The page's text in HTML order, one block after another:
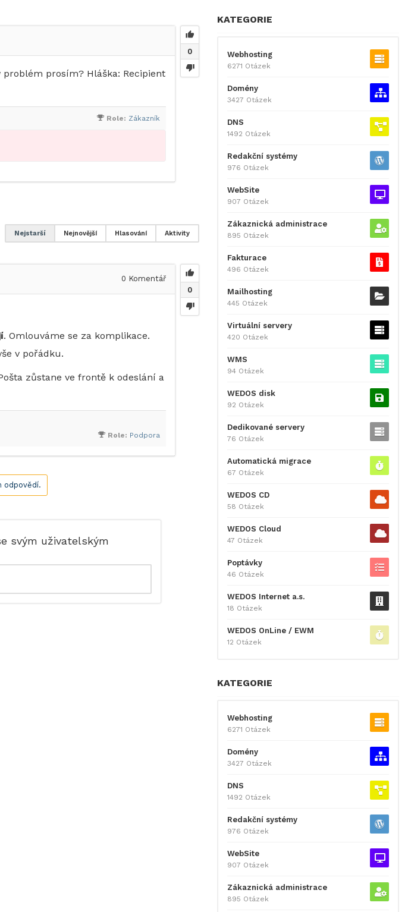
0
prosím? Hláška: Recipient
Role: Zákazník
Aktivity
Hlasování
Nejnovější
Nejstarší
0
0 Komentář
. Omlouváme se za komplikace.
v pořádku.
zůstane ve frontě k odeslání a
Role: Podpora
odpovědí.
svým uživatelským
KATEGORIE
Webhosting
6271 Otázek
Domény
3427 Otázek
DNS
1492 Otázek
Redakční systémy
976 Otázek
WebSite
907 Otázek
Zákaznická administrace
895 Otázek
Fakturace
496 Otázek
Mailhosting
445 Otázek
Virtuální servery
420 Otázek
WMS
94 Otázek
WEDOS disk
92 Otázek
Dedikované servery
76 Otázek
Automatická migrace
67 Otázek
WEDOS CD
58 Otázek
WEDOS Cloud
47 Otázek
Poptávky
46 Otázek
WEDOS Internet a.s.
18 Otázek
WEDOS OnLine / EWM
12 Otázek
KATEGORIE
Webhosting
6271 Otázek
Domény
3427 Otázek
DNS
1492 Otázek
Redakční systémy
976 Otázek
WebSite
907 Otázek
Zákaznická administrace
895 Otázek